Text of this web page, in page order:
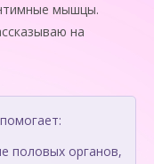
мышцы.
на
половых органов,